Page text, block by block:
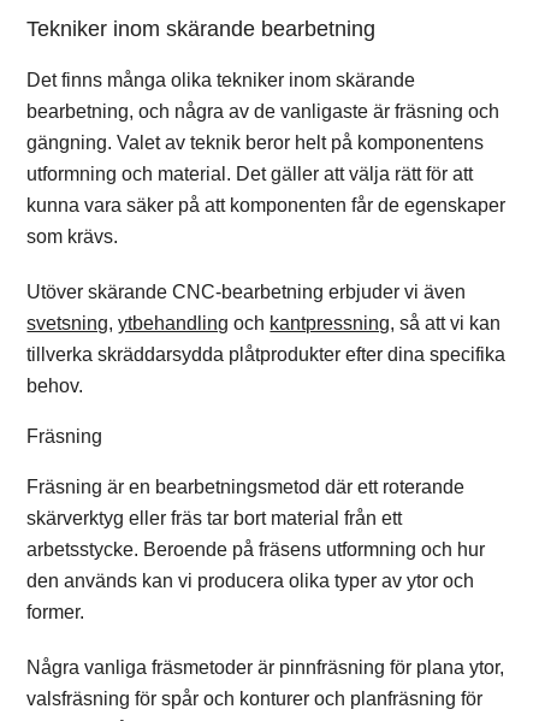
Tekniker inom skärande bearbetning
Det finns många olika tekniker inom skärande
bearbetning, och några av de vanligaste är fräsning och
gängning. Valet av teknik beror helt på komponentens
utformning och material. Det gäller att välja rätt för att
kunna vara säker på att komponenten får de egenskaper
som krävs.
Utöver skärande CNC-bearbetning erbjuder vi även
svetsning,ytbehandling och kantpressning, så att vi kan
tillverka skräddarsydda plåtprodukter efter dina specifika
behov.
Fräsning
Fräsning är en bearbetningsmetod där ett roterande
skärverktyg eller fräs tar bort material från ett
arbetsstycke. Beroende på fräsens utformning och hur
den används kan vi producera olika typer av ytor och
former.
Några vanliga fräsmetoder är pinnfräsning för plana ytor,
valsfräsning för spår och konturer och planfräsning för